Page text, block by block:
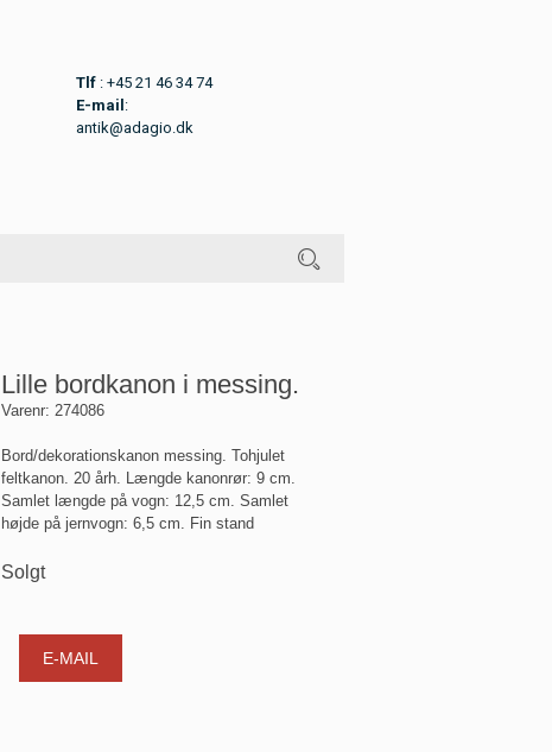
Tlf: +45 21 46 34 74
E-mail :
antik@adagio.dk
Lille bordkanon i messing.
Varenr: 274086
Bord/dekorationskanon messing. Tohjulet
feltkanon. 20 årh. Længde kanonrør: 9 cm.
Samlet længde på vogn: 12,5 cm. Samlet
højde på jernvogn: 6,5 cm. Fin stand
Solgt
E-MAIL